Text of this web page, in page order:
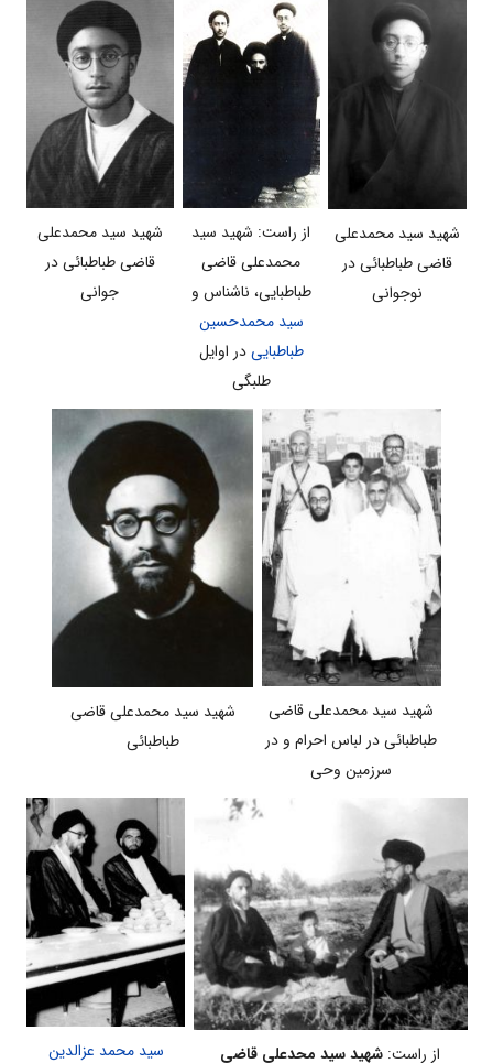
شهید سید محمدعلی
قاضی طباطبائی در
نوجوانی
از راست: شهید سید
محمدعلی قاضی
طباطبایی، ناشناس و
سید محمدحسین
طباطباییدر اوایل
طلبگی
شهید سید محمدعلی
قاضی طباطبائی در
جوانی
شهید سید محمدعلی قاضی
طباطبائی در لباس احرام و در
سرزمین وحی
شهید سید محمدعلی قاضی
طباطبائی
از راست: شهید سید محدعلی قاضی سید محمد عزالدین